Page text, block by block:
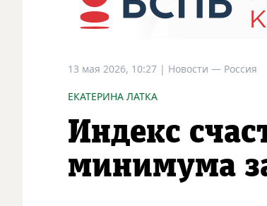
13 мая 2026, 10:27 | Новости — Россия
ЕКАТЕРИНА ЛАТКА
Индекс
минимума